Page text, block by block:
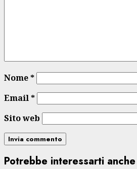
Nome*
Email*
Sito web
Potrebbe interessarti anche